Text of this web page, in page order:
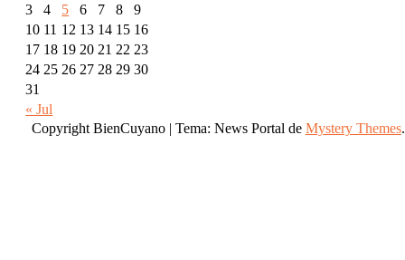
« Jul
3
4 5 6 7 8
9
10 11 12 13 14 15 16
17 18 19 20 21 22 23
24 25 26 27 28 29 30
31
Copyright BienCuyano | Tema: News Portal de Mystery Themes.